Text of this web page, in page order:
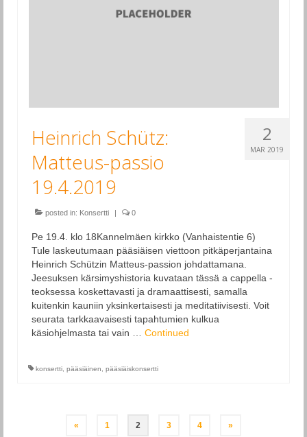
2
MAR 2019
Heinrich Schütz:
Matteus-passio
19.4.2019
posted in: Konsertti 0
Pe 19.4. klo 18Kannelmäen kirkko (Vanhaistentie 6)
Tule laskeutumaan pääsiäisen viettoon pitkäperjantaina
Heinrich Schützin Matteus-passion johdattamana.
Jeesuksen kärsimyshistoria kuvataan tässä a cappella -
teoksessa koskettavasti ja dramaattisesti, samalla
kuitenkin kauniin yksinkertaisesti ja meditatiivisesti. Voit
seurata tarkkaavaisesti tapahtumien kulkua
käsiohjelmasta tai vain … Continued
konsertti, pääsiäinen, pääsiäiskonsertti
« 1 2 3 4 »